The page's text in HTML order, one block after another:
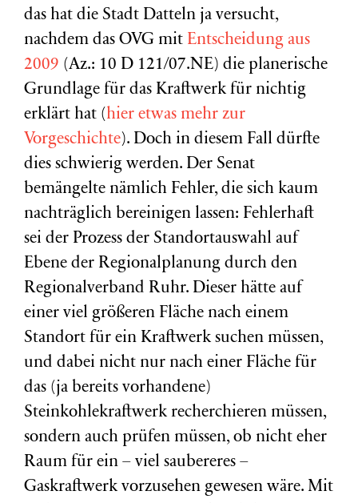
das hat die Stadt Datteln ja versucht,
nachdem das OVG mit Entscheidung aus
2009 (Az.: 10 D 121/07.NE) die planerische
Grundlage für das Kraftwerk für nichtig
erklärt hat (hier etwas mehr zur
Vorgeschichte). Doch in diesem Fall dürfte
dies schwierig werden. Der Senat
bemängelte nämlich Fehler, die sich kaum
nachträglich bereinigen lassen: Fehlerhaft
sei der Prozess der Standortauswahl auf
Ebene der Regionalplanung durch den
Regionalverband Ruhr. Dieser hätte auf
einer viel größeren Fläche nach einem
Standort für ein Kraftwerk suchen müssen,
und dabei nicht nur nach einer Fläche für
das (ja bereits vorhandene)
Steinkohlekraftwerk recherchieren müssen,
sondern auch prüfen müssen, ob nicht eher
Raum für ein – viel saubereres –
Gaskraftwerk vorzusehen gewesen wäre. Mit